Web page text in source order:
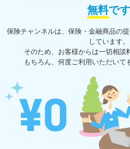
無料です
保険チャンネルは、保険・⾦融商品の
しています。
そのため、お客様からは一切相談
もちろん、何度ご利⽤いただいて